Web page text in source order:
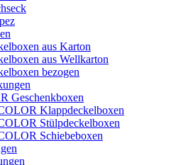
aus Karton
aus Wellkarton
bezogen
Geschenkboxen
Klappdeckelboxen
Stülpdeckelboxen
Schiebeboxen